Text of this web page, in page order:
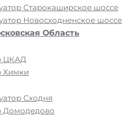
Старокаширское шоссе
Новосходненское шоссе
Область
ЦКАД
Химки
Сходня
Домодедово